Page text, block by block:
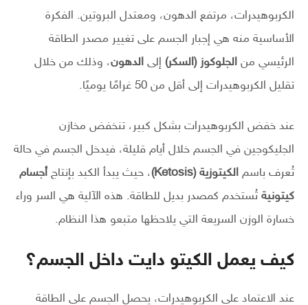
الكربوهيدرات، مرتفع الدهون، ومعتدل البروتين. الفكرة
الأساسية منه هي إجبار الجسم على تغيير مصدر الطاقة
الرئيسي من الجلوكوز (السكر) إلى الدهون، وذلك من خلال
تقليل الكربوهيدرات إلى أقل من 50 غرامًا يوميًا.
عند خفض الكربوهيدرات بشكل كبير، تنخفض مخازن
الجليكوجين في الجسم خلال أيام قليلة، فيدخل الجسم في حالة
تُعرف باسم الكيتوزية (Ketosis) ، حيث يبدأ الكبد بإنتاج أجسام
كيتونية تُستخدم كمصدر بديل للطاقة. هذه الآلية هي السر وراء
خسارة الوزن السريعة التي يلاحظها متبعو هذا النظام.
كيف يعمل الكيتو دايت داخل الجسم؟
عند الاعتماد على الكربوهيدرات، يحصل الجسم على الطاقة